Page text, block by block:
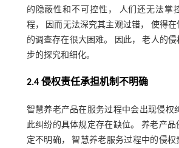
的隐蔽性和不可控性， 人们还无法掌
程， 因而无法深究其主观过错， 使得
的调查存在很大困难。 因此， 老人的
步的探究和细化。
2.4 侵权责任承担机制不明确
智慧养老产品在服务过程中会出现侵权
此纠纷的具体规定存在缺位。 养老产
定不明确， 智慧养老服务过程中的侵权